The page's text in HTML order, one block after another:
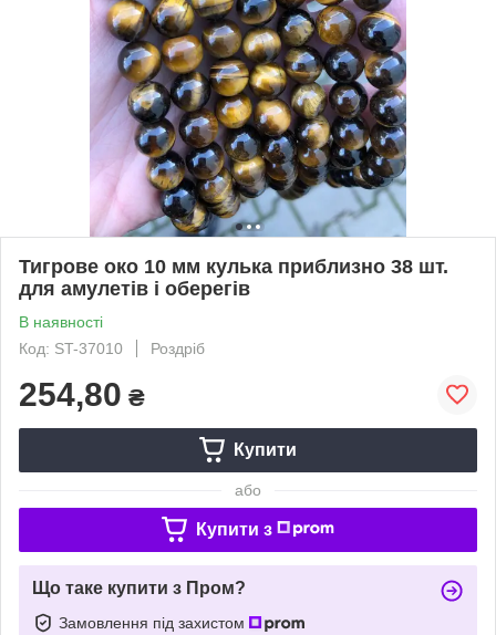
Тигрове око 10 мм кулька приблизно 38 шт.
для амулетів і оберегів
В наявності
Код: ST-37010
Роздріб
254,80 ₴
Купити
або
Купити з
Що таке купити з Пром?
Замовлення під захистом